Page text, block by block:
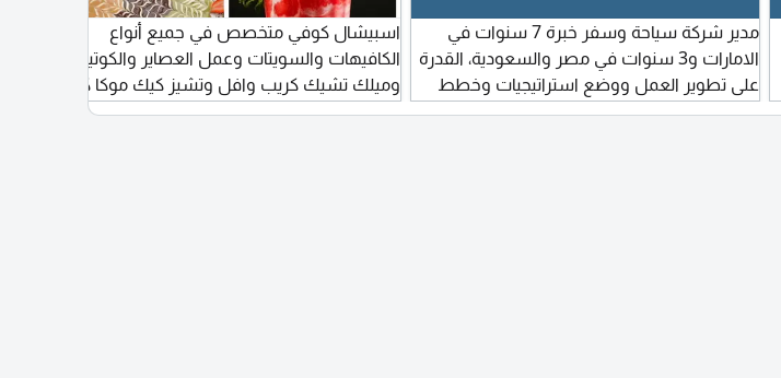
مدير شركة سياحة وسفر خبرة 7 سنوات في
الامارات و3 سنوات في مصر والسعودية، القدرة
على تطوير العمل ووضع استراتيجيات وخطط
من خلال تحليل وترتيب الموارد والامكانيات
اسبيشال كوفي متخصص في جميع أنواع
الكافيهات والسويتات وعمل العصاير والكوتيلات
وميلك تشيك كريب وافل وتشيز كيك موكا كيك
وأشياء كثيرة خبرة في الامارات 8 سنوات وخبرة